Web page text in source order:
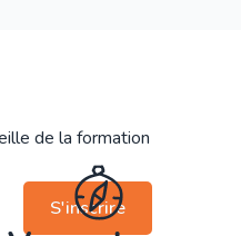
de la formation
S'inscrire